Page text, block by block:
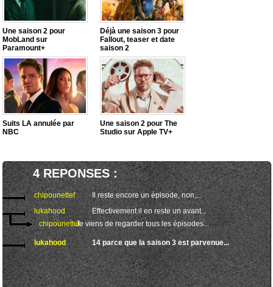
Une saison 2 pour
MobLand sur
Paramount+
Déjà une saison 3 pour
Fallout, teaser et date
saison 2
Suits LA annulée par
NBC
Une saison 2 pour The
Studio sur Apple TV+
4 REPONSES :
chipounettef
Il reste encore un épisode, non,...
lukahood
Effectivement il en reste un avant...
chipounettefJe viens de regarder tous les épisodes...
lukahood 14 parce que la saison 3 est parvenue...